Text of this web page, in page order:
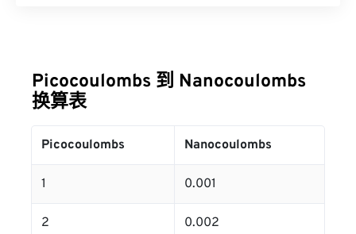
Picocoulombs 到 Nanocoulombs
换算表
Picocoulombs Nanocoulombs
1 0.001
2 0.002